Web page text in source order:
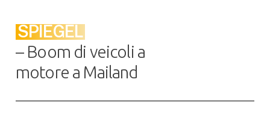
SPIEGEL
– Boom di veicoli a
motore a Mailand